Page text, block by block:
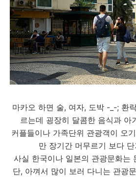
마카오 하면 술, 여자, 도박 -_-; 환
르는데 굉장히 달콤한 음식과 아
커플들이나 가족단위 관광객이 오
만 장기간 머무르기 보다
사실 한국이나 일본의 관광문화는
단, 아껴서 많이 보러 다니는 관광